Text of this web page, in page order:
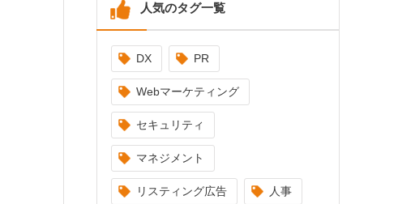
人気のタグ一覧
DX PR
Webマーケティング
セキュリティ
マネジメント
リスティング広告 人事